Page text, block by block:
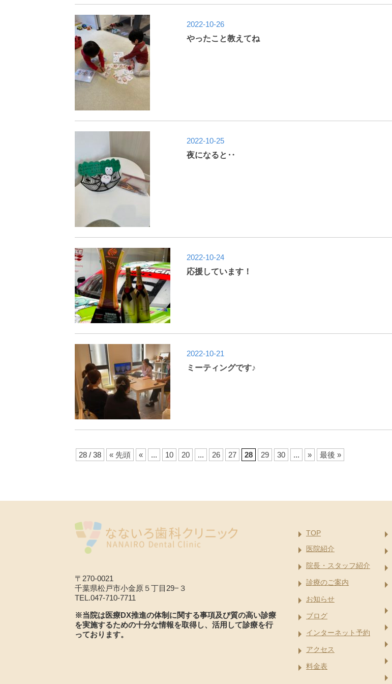
2022-10-26
やったこと教えてね
2022-10-25
夜になると‥
2022-10-24
応援しています！
2022-10-21
ミーティングです♪
28 / 38 « 先頭 « ... 10 20 ... 26 27 28 29 30 ... » 最後 »
〒270-0021
千葉県松戸市小金原５丁目29−３
TEL.047-710-7711
※当院は医療DX推進の体制に関する事項及び質の高い診療
を実施するための十分な情報を取得し、活用して診療を行
っております。
TOP
医院紹介
院長・スタッフ紹介
診療のご案内
お知らせ
ブログ
インターネット予約
アクセス
料金表